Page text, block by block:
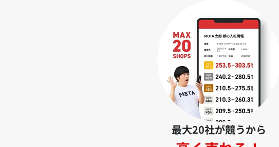
最大20社が競うから